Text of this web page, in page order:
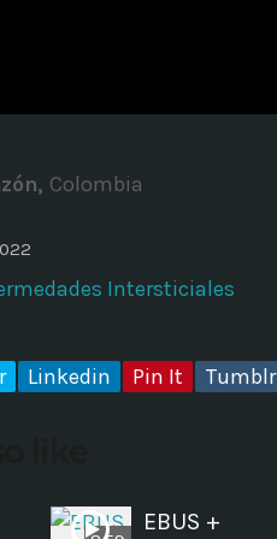
Time
Colombia
Intersticiales
Linkedin Pin It Tumblr
EBUS +